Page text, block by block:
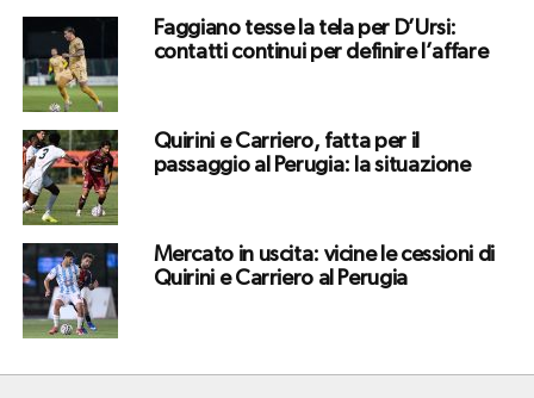
Faggiano tesse la tela per D’Ursi:
contatti continui per definire l’affare
Quirini e Carriero, fatta per il
passaggio al Perugia: la situazione
Mercato in uscita: vicine le cessioni di
Quirini e Carriero al Perugia